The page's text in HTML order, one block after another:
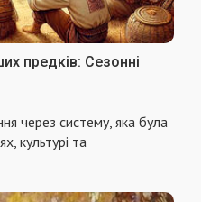
предків: Сезонні
через систему, яка була
культурі та